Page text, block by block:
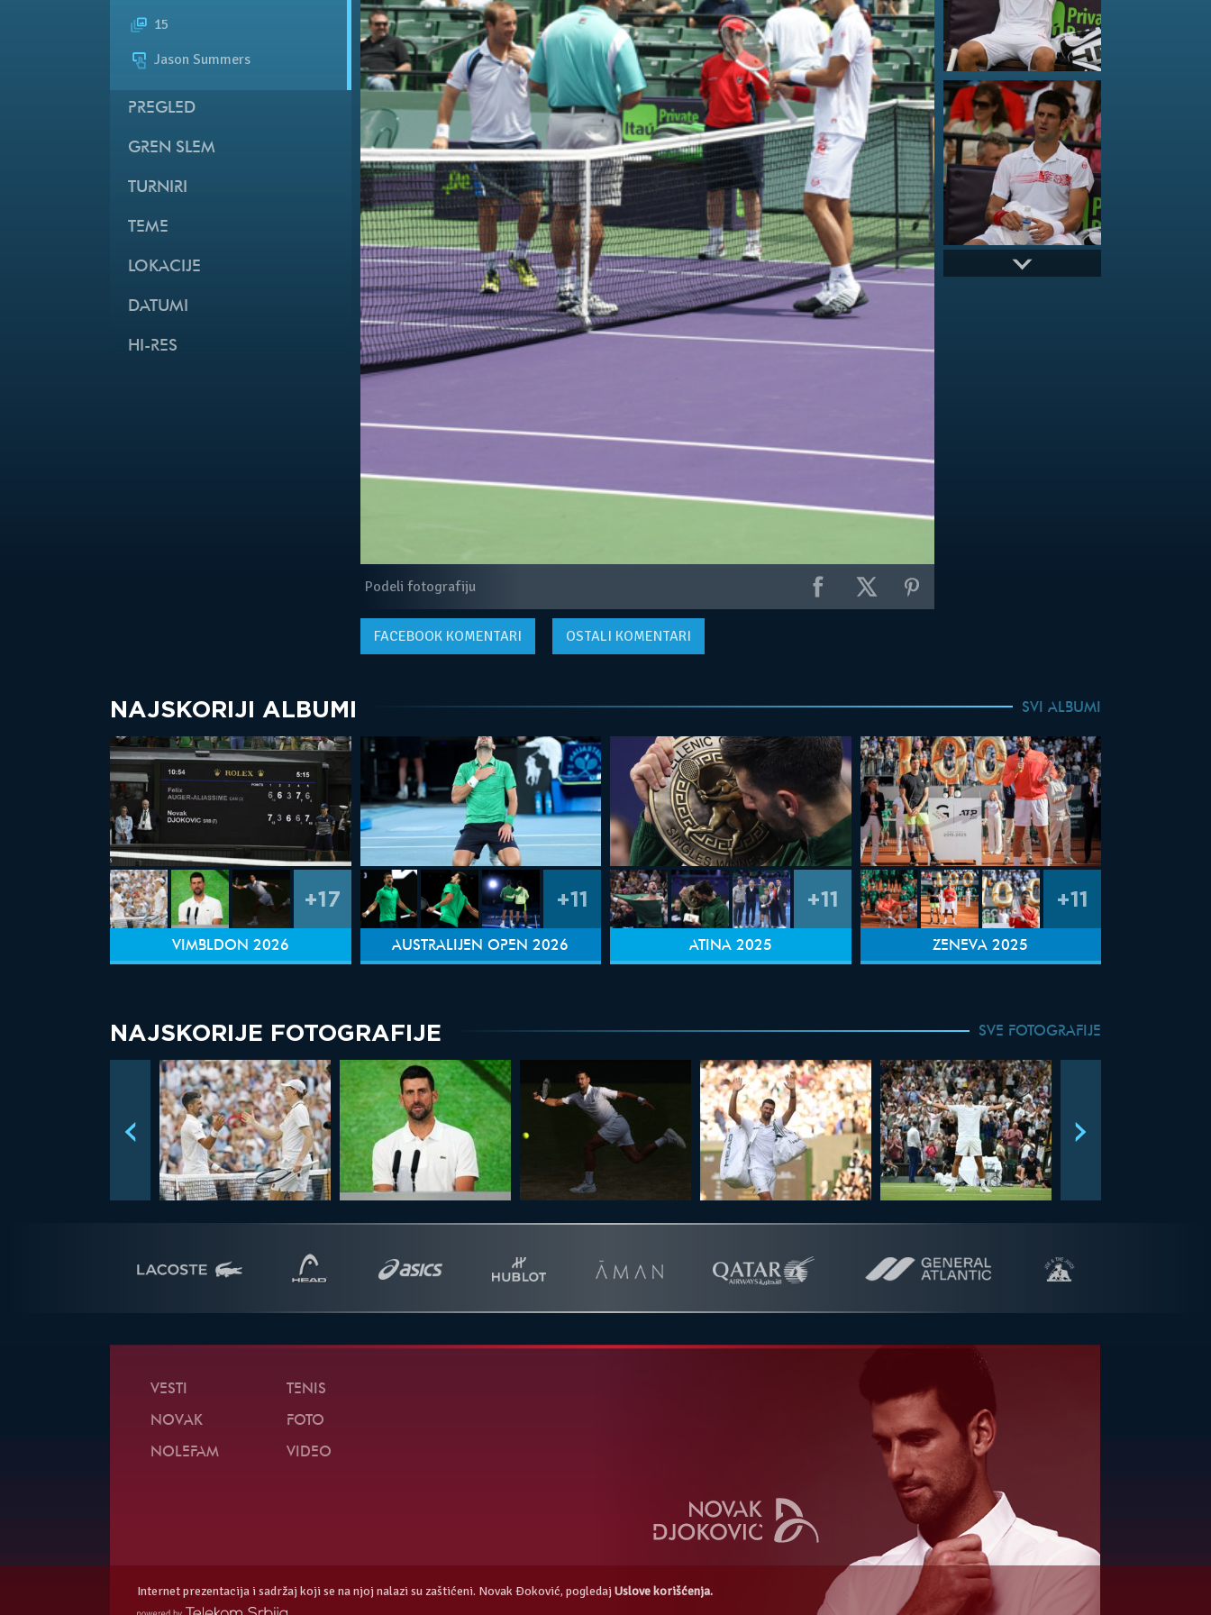
15
Jason Summers
PREGLED
GREN SLEM
TURNIRI
TEME
LOKACIJE
DATUMI
HI-RES
Podeli fotografiju
FACEBOOKKOMENTARI OSTALI KOMENTARI
NAJSKORIJI ALBUMI SVI ALBUMI
+17
VIMBLDON 2026
+11
AUSTRALIJEN OPEN 2026
+11
ATINA 2025
+11
ŽENEVA 2025
NAJSKORIJE FOTOGRAFIJE SVE FOTOGRAFIJE
VESTI
NOVAK
NOLEFAM
TENIS
FOTO
VIDEO
Internet prezentacija i sadržaj koji se na njoj nalazi su zaštićeni. Novak Đoković, pogledaj Uslove korišćenja.